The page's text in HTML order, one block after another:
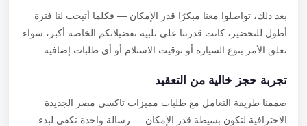
بعد ذلك، تواصلوا معنا مبكرًا قدر الإمكان — فكلما أتيحت لنا فترة
أطول للتحضير، كانت قدرتنا على تلبية تفضيلاتكم الخاصة أكبر، سواء
تعلق الأمر بنوع السيارة أو توقيت الاستلام أو أي طلبات إضافية.
تجربة حجز خالية من التعقيد
صممنا طريقة التعامل مع طلبات مميزات تاكسي مصر الجديدة
الاحترافية لتكون بسيطة قدر الإمكان — رسالة واحدة تكفي لبدء